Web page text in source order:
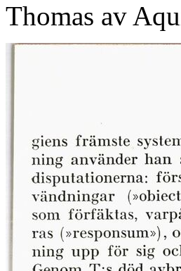
Thomas av